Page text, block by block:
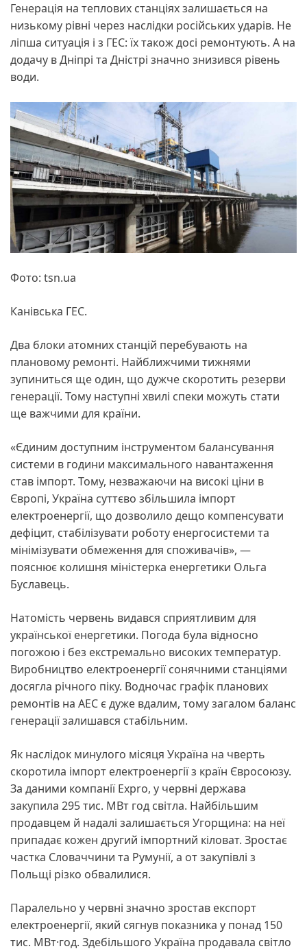
Генерація на теплових станціях залишається на
низькому рівні через наслідки російських ударів. Не
ліпша ситуація і з ГЕС: їх також досі ремонтують. А на
додачу в Дніпрі та Дністрі значно знизився рівень
води.
Фото: tsn.ua
Канівська ГЕС.
Два блоки атомних станцій перебувають на
плановому ремонті. Найближчими тижнями
зупиниться ще один, що дужче скоротить резерви
генерації. Тому наступні хвилі спеки можуть стати
ще важчими для країни.
«Єдиним доступним інструментом балансування
системи в години максимального навантаження
став імпорт. Тому, незважаючи на високі ціни в
Європі, Україна суттєво збільшила імпорт
електроенергії, що дозволило дещо компенсувати
дефіцит, стабілізувати роботу енергосистеми та
мінімізувати обмеження для споживачів», —
пояснює колишня міністерка енергетики Ольга
Буславець.
Натомість червень видався сприятливим для
української енергетики. Погода була відносно
погожою і без екстремально високих температур.
Виробництво електроенергії сонячними станціями
досягла річного піку. Водночас графік планових
ремонтів на АЕС є дуже вдалим, тому загалом баланс
генерації залишався стабільним.
Як наслідок минулого місяця Україна на чверть
скоротила імпорт електроенергії з країн Євросоюзу.
За даними компанії Expro, у червні держава
закупила 295 тис. МВт год світла. Найбільшим
продавцем й надалі залишається Угорщина: на неї
припадає кожен другий імпортний кіловат. Зростає
частка Словаччини та Румунії, а от закупівлі з
Польщі різко обвалилися.
Паралельно у червні значно зростав експорт
електроенергії, який сягнув показника у понад 150
тис. МВт·год. Здебільшого Україна продавала світло